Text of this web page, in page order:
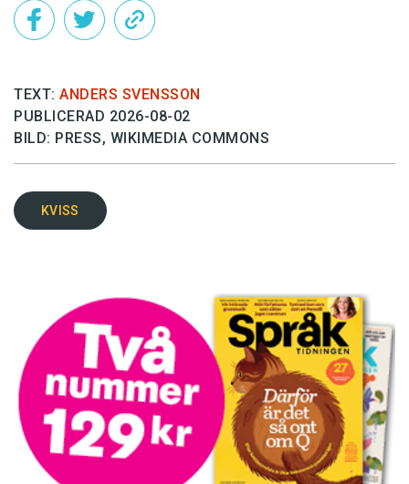
TEXT: ANDERS SVENSSON
PUBLICERAD 2026-08-02
BILD: PRESS, WIKIMEDIA COMMONS
KVISS